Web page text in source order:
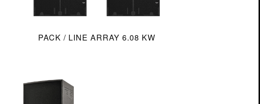
PACK / LINE ARRAY 6.08 KW